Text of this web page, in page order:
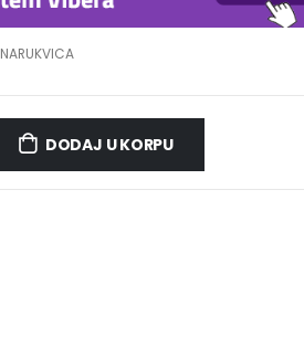
NARUKVICA
DODAJ U KORPU